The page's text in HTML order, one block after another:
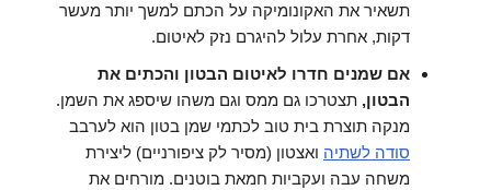
תשאיר את האקונומיקה על הכתם למשך יותר מעשר
דקות, אחרת עלול להיגרם נזק לאיטום.
אם שמנים חדרו לאיטום הבטון והכתים את
הבטון, תצטרכו גם ממס וגם משהו שיספג את השמן.
מנקה תוצרת בית טוב לכתמי שמן בטון הוא לערבב
סודה לשתיה ואצטון (מסיר לק ציפורניים) ליצירת
משחה עבה ועקביות חמאת בוטנים. מורחים את